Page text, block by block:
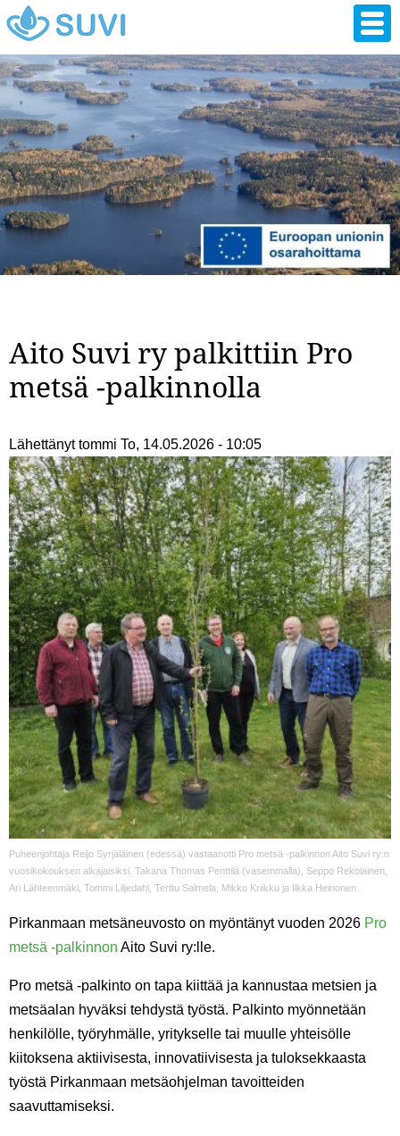
Hyppää
pääsisältöön
Aito Suvi ry palkittiin Pro
metsä -palkinnolla
Lähettänyttommi To, 14.05.2026 - 10:05
Puheenjohtaja Reijo Syrjäläinen (edessä) vastaanotti Pro metsä -palkinnon Aito Suvi ry:n
vuosikokouksen alkajaisiksi. Takana Thomas Penttilä (vasemmalla), Seppo Rekolainen,
Ari Lähteenmäki, Tommi Liljedahl, Terttu Salmela, Mikko Kriikku ja Ilkka Heinonen.
Pirkanmaan metsäneuvosto on myöntänyt vuoden 2026 Pro
metsä -palkinnon Aito Suvi ry:lle.
Pro metsä -palkinto on tapa kiittää ja kannustaa metsien ja
metsäalan hyväksi tehdystä työstä. Palkinto myönnetään
henkilölle, työryhmälle, yritykselle tai muulle yhteisölle
kiitoksena aktiivisesta, innovatiivisesta ja tuloksekkaasta
työstä Pirkanmaan metsäohjelman tavoitteiden
saavuttamiseksi.